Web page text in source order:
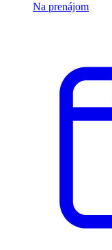
Na prenájom